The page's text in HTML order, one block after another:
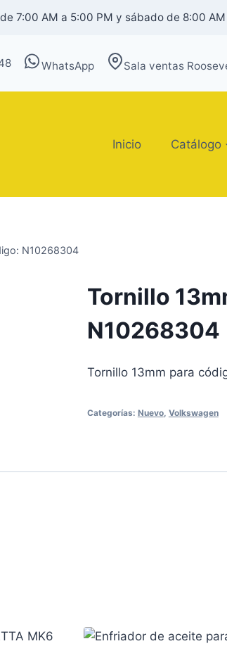
7:00 AM a 5:00 PM y sábado de 8:00
WhatsApp Sala ventas
Inicio Catálogo
N10268304
Tornillo
N10268304
Tornillo 13mm para
Categorías: Nuevo, Volkswagen